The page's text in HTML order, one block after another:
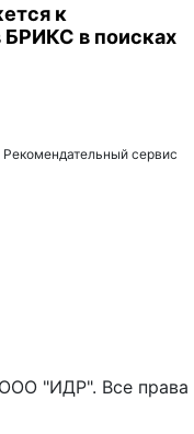
к
БРИКС в поисках
Рекомендательный сервис
"ИДР". Все права